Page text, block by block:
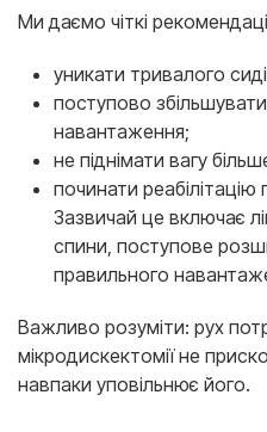
Ми даємо чіткі
уникати тривалого
поступово
навантаження;
не піднімати вагу
починати реабілітацію
Зазвичай це включає
спини, поступове
правильного
Важливо розуміти: рух
мікродискектомії не
навпаки уповільнює його.